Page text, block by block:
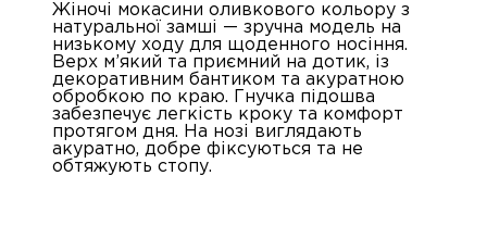
Жіночі мокасини оливкового кольору з
натуральної замші — зручна модель на
низькому ходу для щоденного носіння.
Верх м’який та приємний на дотик, із
декоративним бантиком та акуратною
обробкою по краю. Гнучка підошва
забезпечує легкість кроку та комфорт
протягом дня. На нозі виглядають
акуратно, добре фіксуються та не
обтяжують стопу.